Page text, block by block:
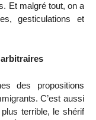
Et malgré tout, on a
gesticulations et
des propositions
C’est aussi
terrible, le shérif